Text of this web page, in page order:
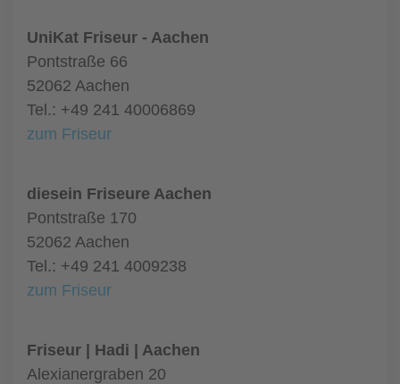
UniKat Friseur - Aachen
Pontstraße 66
52062 Aachen
Tel.: +49 241 40006869
zum Friseur
diesein Friseure Aachen
Pontstraße 170
52062 Aachen
Tel.: +49 241 4009238
zum Friseur
Friseur | Hadi | Aachen
Alexianergraben 20